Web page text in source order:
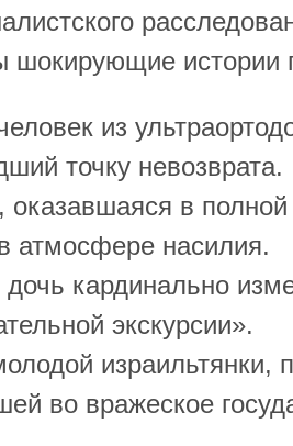
шокирующие истории
из
точку невозврата.
в полной
атмосфере насилия.
кардинально
экскурсии».
израильтянки,
во вражеское